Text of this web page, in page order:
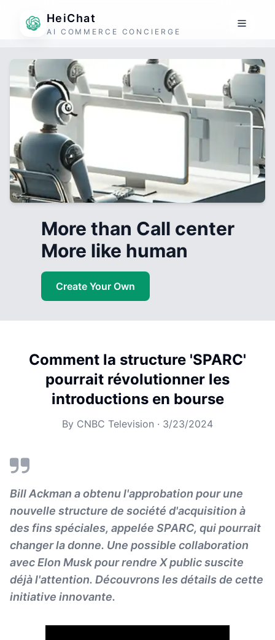
HeiChat
AI COMMERCE CONCIERGE
More than Call center
More like human
Create Your Own
Comment la structure 'SPARC'
pourrait révolutionner les
introductions en bourse
By CNBC Television · 3/23/2024
Bill Ackman a obtenu l'approbation pour une
nouvelle structure de société d'acquisition à
des fins spéciales, appelée SPARC, qui pourrait
changer la donne. Une possible collaboration
avec Elon Musk pour rendre X public suscite
déjà l'attention. Découvrons les détails de cette
initiative innovante.